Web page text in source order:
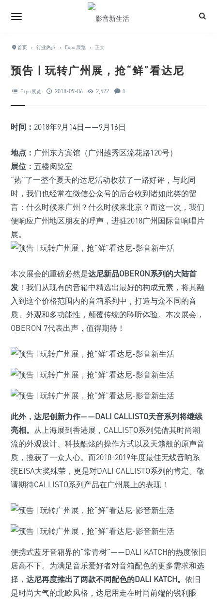
首页 › 行业热点 › Expo 展览 › 正文
预告 | 玩转广州展，抢“鲜”看达尼
Expo 展览 2018-09-06 2,522 0
时间： 2018年9月14日——9月16日
地点： 广州东方宾馆（广州越秀区流花路120号）
展位： 五楼阅览室
“热”了一整个夏天的达尼活动收获了一路好评，与此同
时，我们也经常在微信公众号的后台收到诸如此类的留
言：什么时候来广州？什么时候来北京？而这一次，我们
便响应广州地区朋友的呼声，进驻2018广州国际音响唱片
展。
本次展会的重磅必然是达尼新品OBERON系列的大陆首
发 ！我们从现有的音箱中精选出最好的构成元素，将其融
入到这个价格范围内的音箱系列中，打造与众不同的音
质、外观和多功能性，颠覆传统的聆听体验。本次展会，
OBERON 7代表出声，值得期待！
此外，达尼创新力作——DALI CALLISTO天音系列将继续
亮相。 从上海展到香港展，CALLISTO系列凭借其时尚潮
流的外观设计、科技酷炫的操作方式以及天籁般的原声音
质，揽获了一众人心。而2018-2019年度最佳无线音响系
统EISA大奖殊荣，更是对DALI CALLISTO系列的肯定。敬
请期待CALLISTO系列产品在广州展上的表现！
便携式蓝牙音箱界的“常青树”——DALI KATCH的热度依旧
居高不下。为满足音乐爱好者对音箱配色的更多需求和选
择， 达尼再度推出了两款不同配色的DALI KATCH。 依旧
是时尚大气的北欧风格，达尼用走在时尚前端的锐利眼